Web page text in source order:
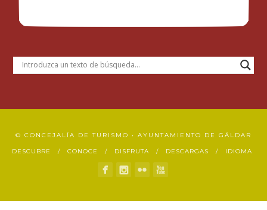
© CONCEJALÍA DE TURISMO • AYUNTAMIENTO DE GÁLDAR
DESCUBRE CONOCE DISFRUTA DESCARGAS IDIOMA